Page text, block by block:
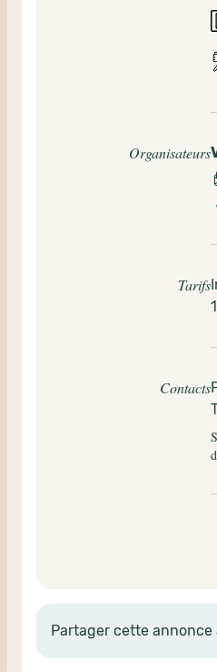
Organisateurs
Tarifs
Contacts
Partager cette annonce